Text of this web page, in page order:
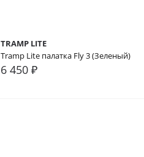
TRAMP LITE
Tramp Lite палатка Fly 3 (Зеленый)
6 450 ₽
В сравнение